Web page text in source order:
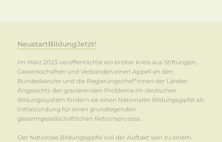
NeustartBildungJetzt!
Im März 2023 veröffentlichte ein breiter Kreis aus Stiftungen,
Gewerkschaften und Verbänden einen Appell an den
Bundeskanzler und die Regierungschef*innen der Länder.
Angesichts der gravierenden Probleme im deutschen
Bildungssystem fordern sie einen Nationalen Bildungsgipfel als
Initialzündung für einen grundlegenden
gesamtgesellschaftlichen Reformprozess.
Der Nationale Bildungsgipfel soll der Auftakt sein zu einem